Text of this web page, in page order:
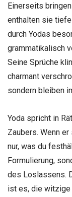
Einerseits
enthalten sie
durch Yodas
grammatikalisch
Seine Sprüche
charmant
sondern bleiben
Yoda spricht in
Zaubers. Wenn
nur, was du
Formulierung,
des Loslassens.
ist es, die witzige